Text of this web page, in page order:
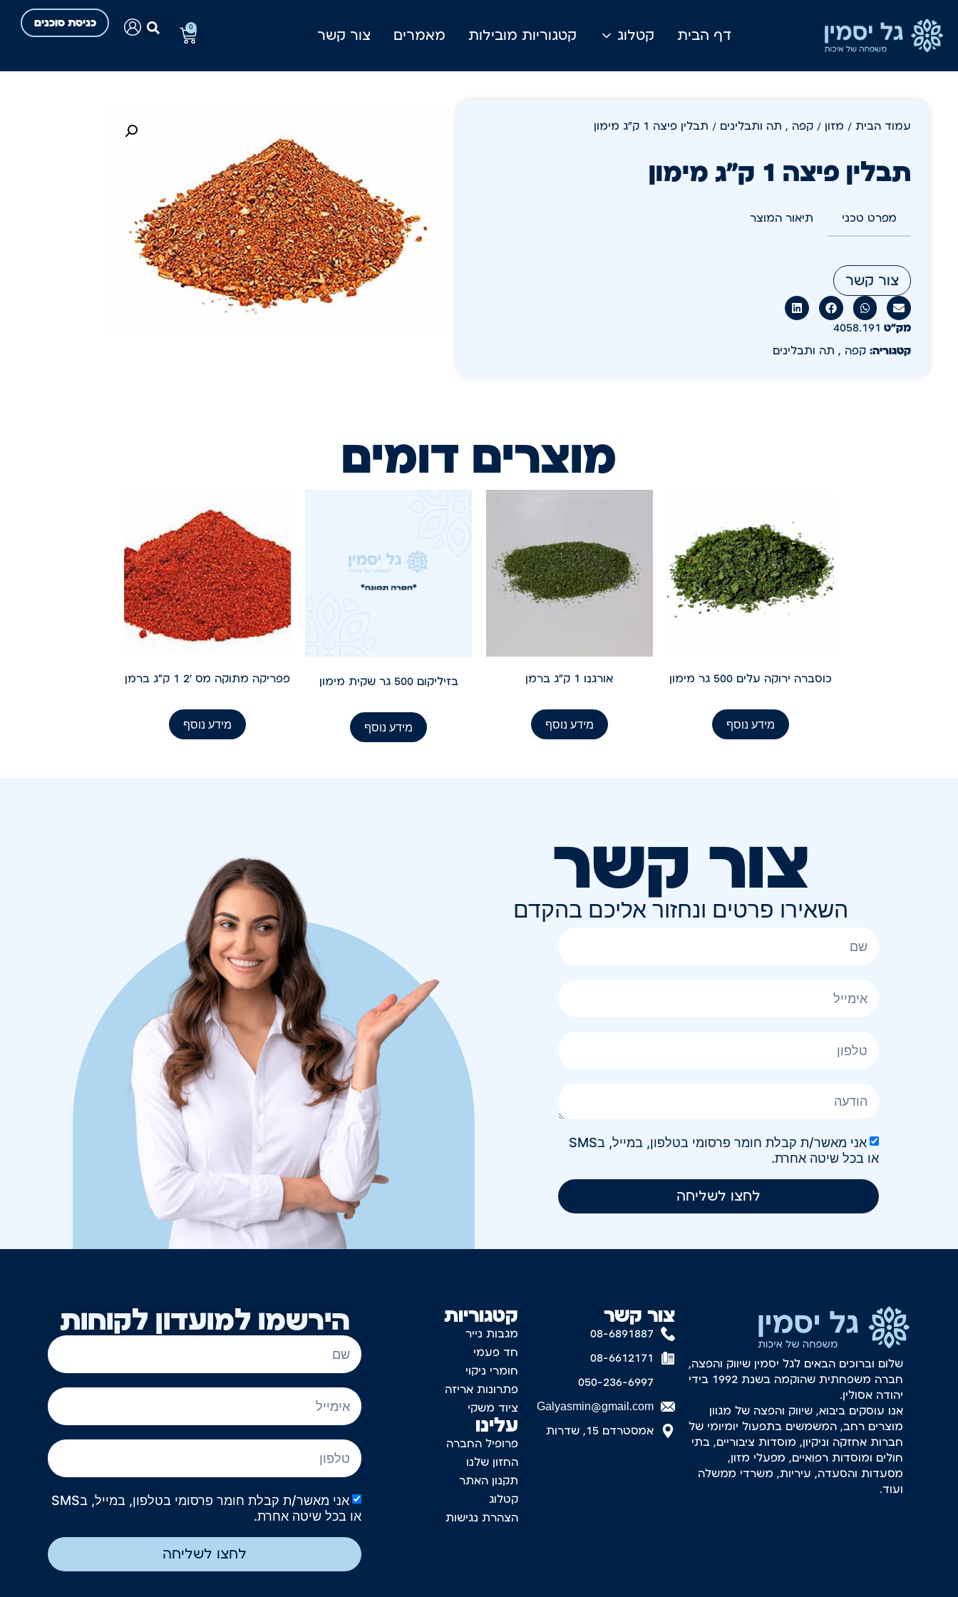
דף הבית קטלוג קטגוריות מובילות מאמרים צור קשר
כניסת סוכנים 0
עמוד הבית / מזון / קפה , תה ותבלינים / תבלין פיצה 1 ק"ג מימון
תבלין פיצה 1 ק"ג מימון
מפרט טכני תיאור המוצר
צור קשר
מק״ט 4058.191
קטגוריה: קפה , תה ותבלינים
מוצרים דומים
כוסברה ירוקה עלים 500 גר מימון
מידע נוסף
אורגנו 1 ק"ג ברמן
מידע נוסף
בזיליקום 500 גר שקית מימון
מידע נוסף
פפריקה מתוקה מס '2 1 ק"ג ברמן
מידע נוסף
צור קשר
השאירו פרטים ונחזור אליכם בהקדם
אני מאשר/ת קבלת חומר פרסומי בטלפון, במייל, בSMS
או בכל שיטה אחרת.
לחצו לשליחה
הירשמו למועדון לקוחות
אני מאשר/ת קבלת חומר פרסומי בטלפון, במייל, בSMS
או בכל שיטה אחרת.
לחצו לשליחה
קטגוריות
מגבות נייר
חד פעמי
חומרי ניקוי
פתרונות אריזה
ציוד משקי
עלינו
פרופיל החברה
החזון שלנו
תקנון האתר
קטלוג
הצהרת נגישות
צור קשר
08-6891887
08-6612171
050-236-6997
Galyasmin@gmail.com
אמסטרדם 15, שדרות
שלום וברוכים הבאים לגל יסמין שיווק והפצה,
חברה משפחתית שהוקמה בשנת 1992 בידי
יהודה אסולין.
אנו עוסקים ביבוא, שיווק והפצה של מגוון
מוצרים רחב, המשמשים בתפעול יומיומי של
חברות אחזקה וניקיון, מוסדות ציבוריים, בתי
חולים ומוסדות רפואיים, מפעלי מזון,
מסעדות והסעדה, עיריות, משרדי ממשלה
ועוד.